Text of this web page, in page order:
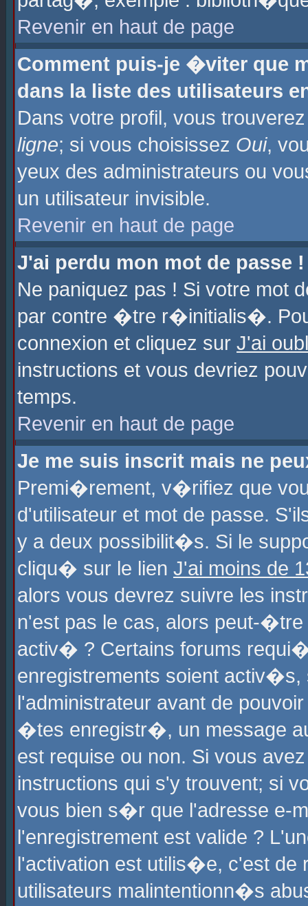
Revenir en haut de page
Comment puis-je �viter que
dans la liste des utilisateurs
Dans votre profil, vous
ligne; si vous choisissez Oui,
yeux des administrateurs ou
un utilisateur invisible.
Revenir en haut de page
J'ai perdu mon mot de passe !
Ne paniquez pas ! Si votre
par contre �tre r�initialis�.
connexion et cliquez sur J'ai
instructions et vous devriez
temps.
Revenir en haut de page
Je me suis inscrit mais ne
Premi�rement, v�rifiez que
d'utilisateur et mot de passe.
y a deux possibilit�s. Si le
cliqu� sur le lien J'ai moins de
alors vous devrez suivre les
n'est pas le cas, alors peut-
activ� ? Certains forums
enregistrements soient
l'administrateur avant de
�tes enregistr�, un message
est requise ou non. Si vous
instructions qui s'y trouvent; si
vous bien s�r que l'adresse e-
l'enregistrement est valide ?
l'activation est utilis�e, c'est
utilisateurs malintentionn�s